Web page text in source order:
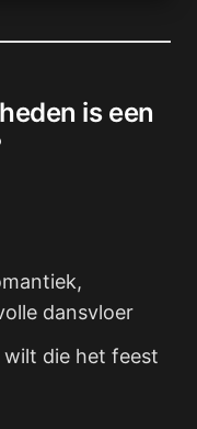
is een
dansvloer
wilt die het feest